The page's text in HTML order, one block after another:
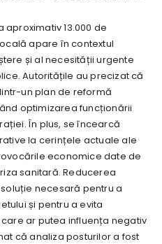
13.000 de
apare în contextul
și al necesității urgente
Autoritățile au precizat că
un plan de reformă
optimizarea funcționării
În plus, se încearcă
la cerințele actuale ale
economice date de
sanitară. Reducerea
necesară pentru a
și pentru a evita
ar putea influența negativ
că analiza posturilor a fost